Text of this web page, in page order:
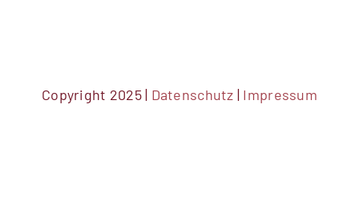
Copyright 2025 | Datenschutz | Impressum